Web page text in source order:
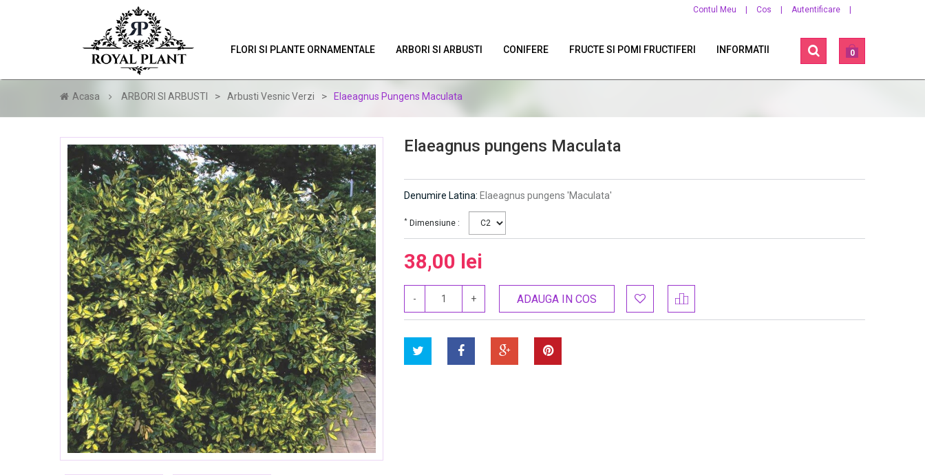
Contul Meu Cos Autentificare
FLORI SI PLANTE ORNAMENTALE ARBORI SI ARBUSTI CONIFERE FRUCTE SI POMI FRUCTIFERI INFORMATII 0
Acasa ARBORI SI ARBUSTI > Arbusti Vesnic Verzi > Elaeagnus Pungens Maculata
Elaeagnus pungens Maculata
Denumire Latina: Elaeagnus pungens 'Maculata'
* Dimensiune :
38,00 lei
- + ADAUGA IN COS